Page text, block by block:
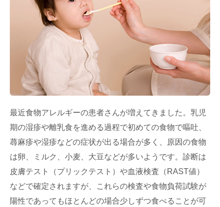
最近食物アレルギーの患者さんが増えてきました。乳児
期の湿疹や離乳食を進める過程で初めての食物で嘔吐、
蕁麻疹や湿疹などの症状が出る場合が多く、原因の食物
は卵、ミルク、小麦、大豆などが多いようです。診断は
皮膚テスト（プリックテスト）や血液検査（RAST値）
などで確定されますが、これらの検査や食物負荷試験が
陽性であってもほとんどの場合少しずつ食べることが可